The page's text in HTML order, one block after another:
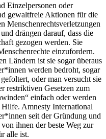
Einzelpersonen oder
gewaltfreie Aktionen für die
Menschenrechtsverletzungen
drängen darauf, dass die
gezogen werden. Sie
einzufordern.
Ländern ist sie sogar überaus
werden bedroht, sogar
oder man versucht sie
restriktiven Gesetzen zum
einfach oder werden
Hilfe. Amnesty International
seit der Gründung und
ihnen der beste Weg zur
alle ist.